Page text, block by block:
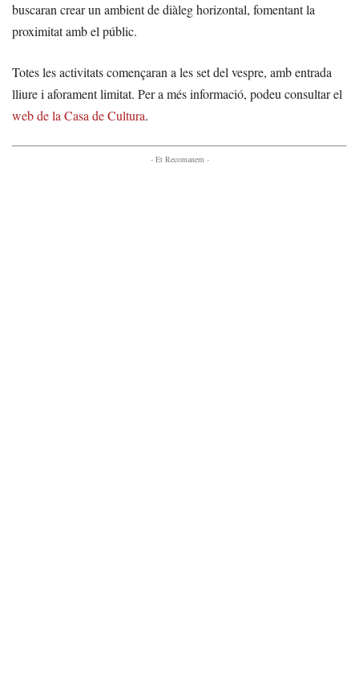
buscaran crear un ambient de diàleg horizontal, fomentant la
proximitat amb el públic.
Totes les activitats començaran a les set del vespre, amb entrada
lliure i aforament limitat. Per a més informació, podeu consultar el
web de la Casa de Cultura.
- Et Recomanem -